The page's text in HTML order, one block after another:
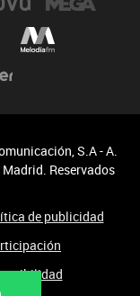
S.A - A.
Reservados
de publicidad